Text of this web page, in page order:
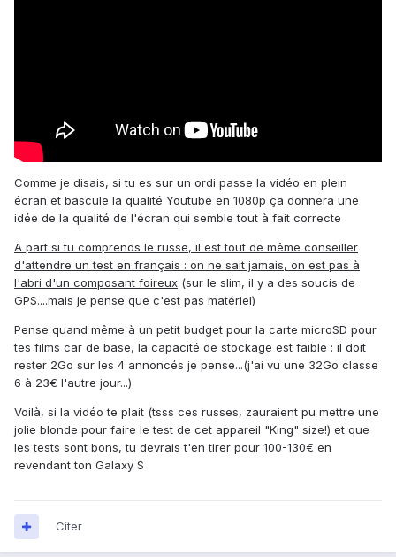
Comme je disais, si tu es sur un ordi passe la vidéo en plein
écran et bascule la qualité Youtube en 1080p ça donnera une
idée de la qualité de l'écran qui semble tout à fait correcte
A part si tu comprends le russe, il est tout de même conseiller
d'attendre un test en français : on ne sait jamais, on est pas à
l'abri d'un composant foireux (sur le slim, il y a des soucis de
GPS....mais je pense que c'est pas matériel)
Pense quand même à un petit budget pour la carte microSD pour
tes films car de base, la capacité de stockage est faible : il doit
rester 2Go sur les 4 annoncés je pense...(j'ai vu une 32Go classe
6 à 23€ l'autre jour...)
Voilà, si la vidéo te plait (tsss ces russes, zauraient pu mettre une
jolie blonde pour faire le test de cet appareil "King" size!) et que
les tests sont bons, tu devrais t'en tirer pour 100-130€ en
revendant ton Galaxy S
Citer